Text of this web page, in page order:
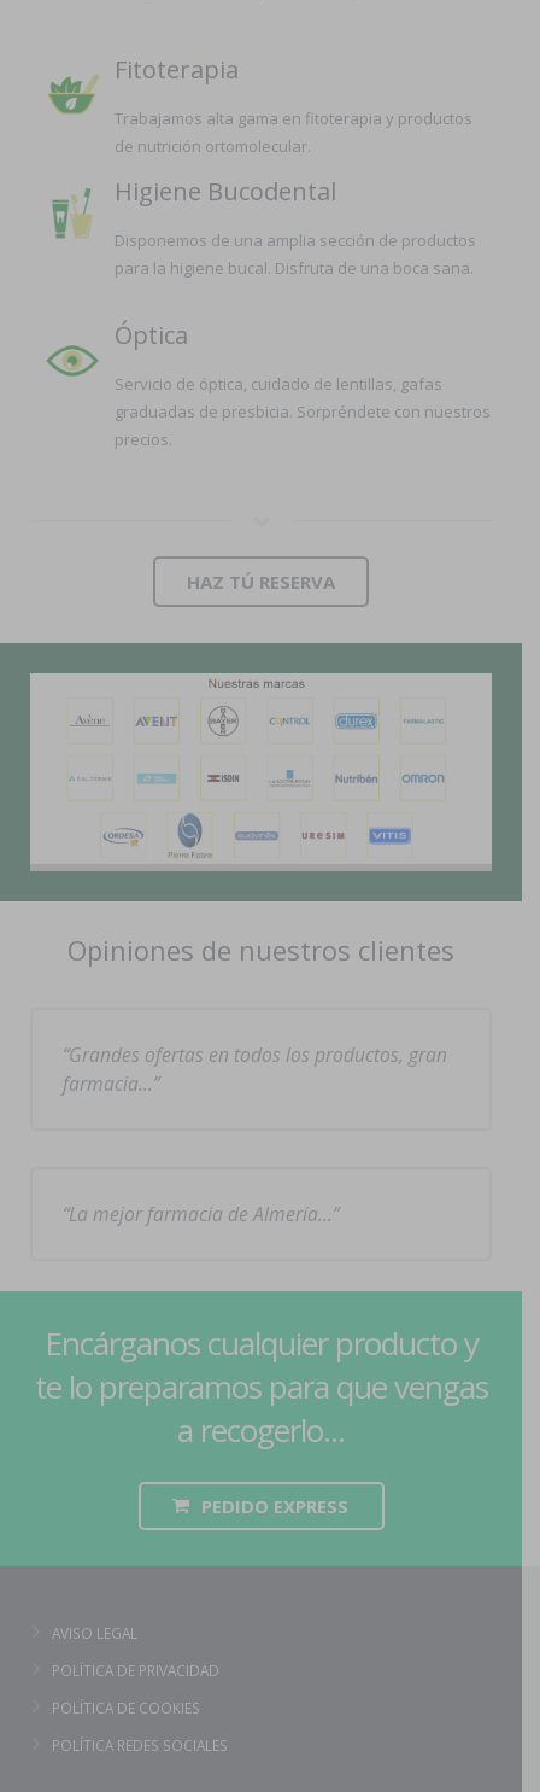
Fitoterapia
Trabajamos alta gama en fitoterapia y productos
de nutrición ortomolecular.
Higiene Bucodental
Disponemos de una amplia sección de productos
para la higiene bucal. Disfruta de una boca sana.
Óptica
Servicio de óptica, cuidado de lentillas, gafas
graduadas de presbicia. Sorpréndete con nuestros
precios.
HAZ TÚ RESERVA
Opiniones de nuestros clientes
Grandes ofertas en todos los productos, gran
farmacia…
La mejor farmacia de Almería…
Encárganos cualquier producto y
te lo preparamos para que vengas
a recogerlo...
PEDIDO EXPRESS
AVISO LEGAL
POLÍTICA DE PRIVACIDAD
POLÍTICA DE COOKIES
POLÍTICA REDES SOCIALES